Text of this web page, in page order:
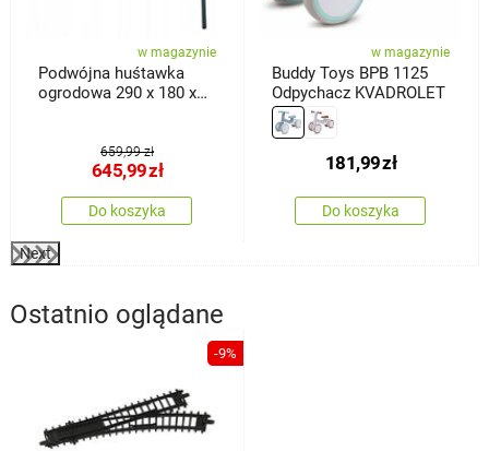
w magazynie
Podwójna huśtawka
ogrodowa 290 x 180 x
659,99 zł
645,99zł
Do koszyka
w magazynie
Buddy Toys BPB 1125
Odpychacz KVADROLET
181,99zł
Do koszyka
Next
Ostatnio oglądane
-9%